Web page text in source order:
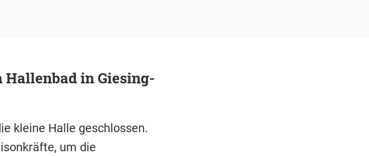
in Giesing-
kleine Halle geschlossen.
um die